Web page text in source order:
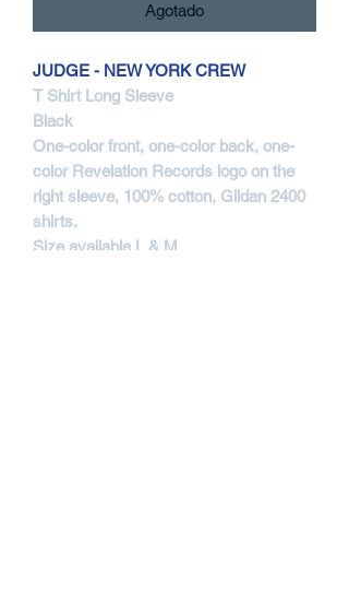
Agotado
JUDGE - NEW YORK CREW
T Shirt Long Sleeve
Black
One-color front, one-color back, one-
color Revelation Records logo on the
right sleeve, 100% cotton, Gildan 2400
shirts.
Size available L & M